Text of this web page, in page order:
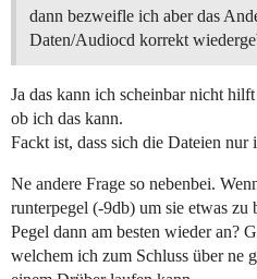
dann bezweifle ich aber das
Daten/Audiocd korrekt
Ja das kann ich scheinbar nicht
ob ich das kann.
Fackt ist, dass sich die Dateien
Ne andere Frage so nebenbei.
runterpegel (-9db) um sie etwas zu
Pegel dann am besten wieder an?
welchem ich zum Schluss über ne